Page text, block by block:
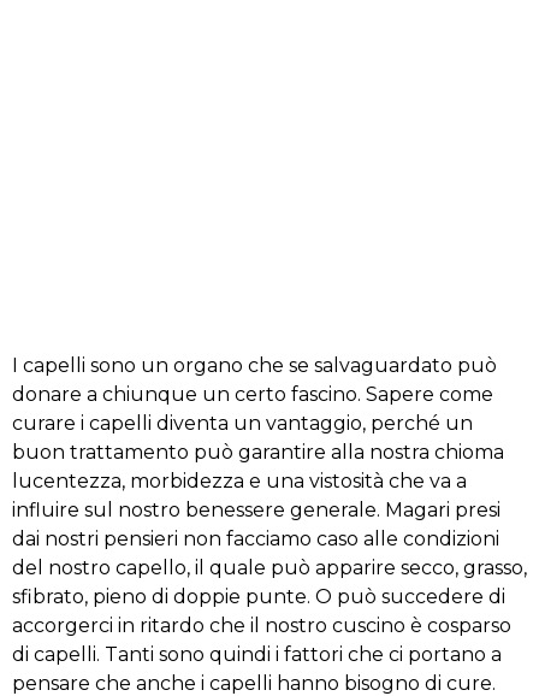
I capelli sono un organo che se salvaguardato può
donare a chiunque un certo fascino. Sapere come
curare i capelli diventa un vantaggio, perché un
buon trattamento può garantire alla nostra chioma
lucentezza, morbidezza e una vistosità che va a
influire sul nostro benessere generale. Magari presi
dai nostri pensieri non facciamo caso alle condizioni
del nostro capello, il quale può apparire secco, grasso,
sfibrato, pieno di doppie punte. O può succedere di
accorgerci in ritardo che il nostro cuscino è cosparso
di capelli. Tanti sono quindi i fattori che ci portano a
pensare che anche i capelli hanno bisogno di cure.